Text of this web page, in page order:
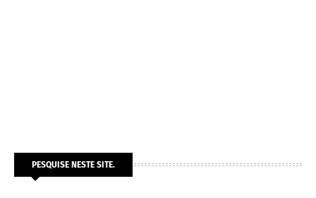
PESQUISE NESTE SITE.